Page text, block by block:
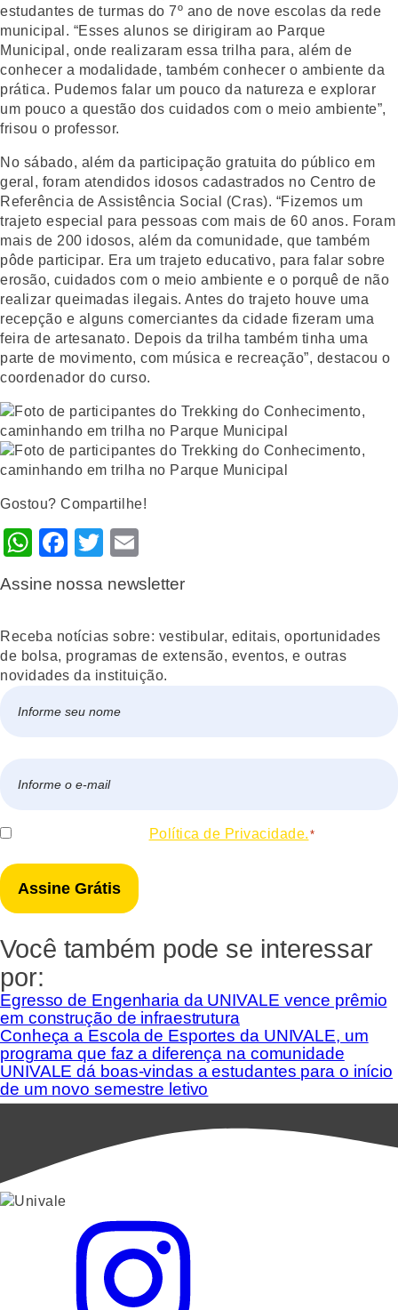
estudantes de turmas do 7º ano de nove escolas da rede
municipal. “Esses alunos se dirigiram ao Parque
Municipal, onde realizaram essa trilha para, além de
conhecer a modalidade, também conhecer o ambiente da
prática. Pudemos falar um pouco da natureza e explorar
um pouco a questão dos cuidados com o meio ambiente”,
frisou o professor.
No sábado, além da participação gratuita do público em
geral, foram atendidos idosos cadastrados no Centro de
Referência de Assistência Social (Cras). “Fizemos um
trajeto especial para pessoas com mais de 60 anos. Foram
mais de 200 idosos, além da comunidade, que também
pôde participar. Era um trajeto educativo, para falar sobre
erosão, cuidados com o meio ambiente e o porquê de não
realizar queimadas ilegais. Antes do trajeto houve uma
recepção e alguns comerciantes da cidade fizeram uma
feira de artesanato. Depois da trilha também tinha uma
parte de movimento, com música e recreação”, destacou o
coordenador do curso.
Gostou? Compartilhe!
WhatsApp
Facebook
Twitter
Assine nossa newsletter
Receba notícias sobre: vestibular, editais, oportunidades
de bolsa, programas de extensão, eventos, e outras
novidades da instituição.
mail
Consentir Política de Privacidade. *
Você também pode se interessar
por:
Egresso de Engenharia da UNIVALE vence prêmio
em construção de infraestrutura
Conheça a Escola de Esportes da UNIVALE, um
programa que faz a diferença na comunidade
UNIVALE dá boas-vindas a estudantes para o início
de um novo semestre letivo